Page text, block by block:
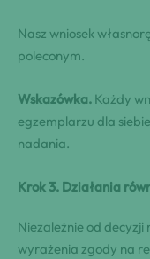
Nasz wniosek
poleconym.
Wskazówka. Każdy
egzemplarzu dla
nadania.
Krok 3. Działania
Niezależnie od
wyrażenia zgody na